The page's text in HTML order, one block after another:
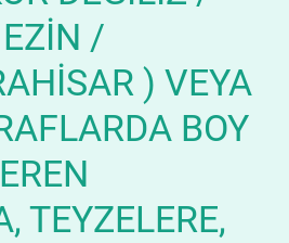
/
) VEYA
BOY
TEYZELERE,